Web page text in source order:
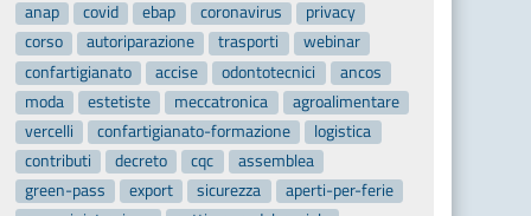
anap
covid ebap coronavirus
privacy
corso
autoriparazione trasporti
webinar
confartigianato
accise odontotecnici
ancos
moda
estetiste meccatronica
agroalimentare
vercelli
confartigianato-formazione
logistica
contributi
decreto cqc
assemblea
green-pass
export sicurezza
aperti-per-ferie